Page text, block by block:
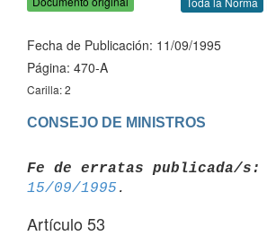
Fecha de Publicación: 11/09/1995
Página: 470-A
Carilla: 2
Fe de erratas publicada/s:
15/09/1995
Artículo 53